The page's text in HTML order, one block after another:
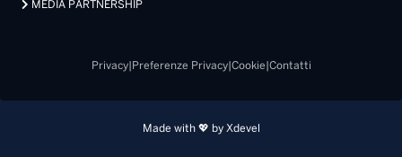
MEDIA PARTNERSHIP
Privacy| Preferenze Privacy| Cookie Contatti
Made with 💖 by Xdevel